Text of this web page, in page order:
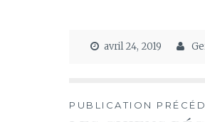
avril 24, 2019
Navigation
PUBLICATION